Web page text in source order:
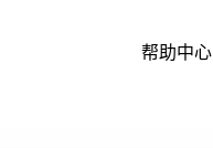
帮助中心